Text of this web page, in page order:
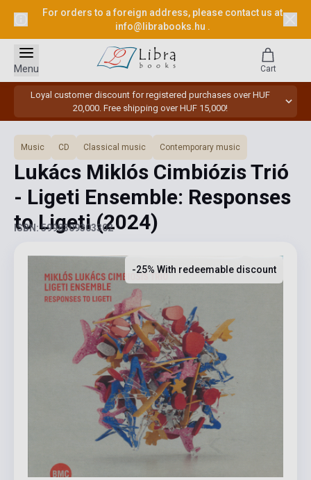
For orders to a foreign address, please contact us at
info@librabooks.hu .
Loyal customer discount for registered purchases over HUF
20,000. Free shipping over HUF 15,000!
Menu Cart
Music CD Classical music Contemporary music
Lukács Miklós Cimbiózis Trió
- Ligeti Ensemble: Responses
to Ligeti(2024)
ISBN: 5998309303302
-25% With redeemable discount